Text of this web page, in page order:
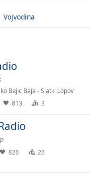
Vojvodina
Bajic Baja - Slatki Lopov
813 3
826 26